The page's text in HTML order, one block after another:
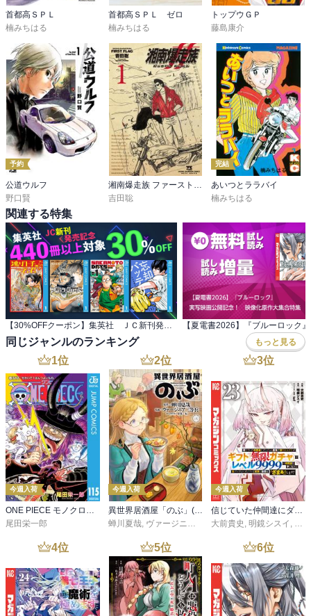
首都高ＳＰＬ
楠みちはる
首都高ＳＰＬ ゼロ
楠みちはる
トップウＧＰ
藤島康介
予約
公道ウルフ
野口賢
吉田聡
完結
あいつとララバイ
楠みちはる
関連する特集
同じジャンルのランキング もっと見る
1位
今週入荷
ONE PIECE モノクロ版 115
尾田栄一郎
2位
今週入荷
異世界居酒屋「のぶ」(22)
蝉川夏哉, ヴァージニア二等兵 ,転
3位
今週入荷
信じていた仲間達にダンジョン奥地で殺されかけたがギフト『無限ガチャ』でレベル９９９９の仲間達を手に入れて元パーティーメンバーと世界に復讐＆『ざまぁ！』します！（２３）
大前貴史 , 明鏡シスイ , ｔ
4位 5位 6位